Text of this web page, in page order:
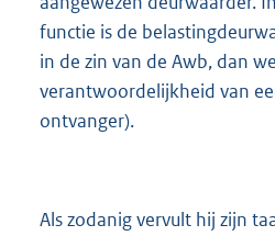
functie is de
in de zin van de Awb, dan
verantwoordelijkheid van
ontvanger).
Als zodanig vervult hij zijn